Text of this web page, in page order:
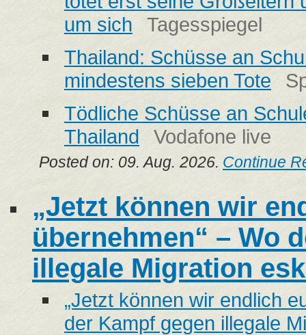
um sich
Tagesspiegel
Thailand: Schüsse an
mindestens sieben Tote
Tödliche Schüsse an
Thailand
Vodafone live
Posted on: 09. Aug. 2026. Continue
„Jetzt können wir
übernehmen“ – Wo
illegale Migration
„Jetzt können wir endlich
der Kampf gegen illegale